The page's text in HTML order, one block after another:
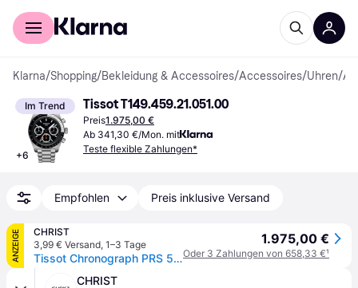
Für Shopper
Klarna/Shopping/Bekleidung & Accessoires/Accessoires/Uhren/
Im Trend
+6
Tissot T149.459.21.051.00
Preis1.975,00 €
Ab 341,30 €/Mon. mit
Teste flexible Zahlungen*
Empfohlen Preis inklusive Versand
ANZEIGE
CHRIST
3,99 € Versand, 1–3 Tage
Tissot Chronograph PRS 516 Chronograph T1494592105100
1.975,00 €
Oder 3 Zahlungen von 658,33 €¹
CHRIST